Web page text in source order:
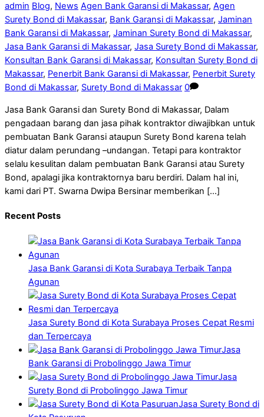
admin Blog, News Agen Bank Garansi di Makassar, Agen
Surety Bond di Makassar, Bank Garansi di Makassar, Jaminan
Bank Garansi di Makassar, Jaminan Surety Bond di Makassar,
Jasa Bank Garansi di Makassar, Jasa Surety Bond di Makassar,
Konsultan Bank Garansi di Makassar, Konsultan Surety Bond di
Makassar, Penerbit Bank Garansi di Makassar, Penerbit Surety
Bond di Makassar, Surety Bond di Makassar 0
Jasa Bank Garansi dan Surety Bond di Makassar, Dalam
pengadaan barang dan jasa pihak kontraktor diwajibkan untuk
pembuatan Bank Garansi ataupun Surety Bond karena telah
diatur dalam perundang –undangan. Tetapi para kontraktor
selalu kesulitan dalam pembuatan Bank Garansi atau Surety
Bond, apalagi jika kontraktornya baru berdiri. Dalam hal ini,
kami dari PT. Swarna Dwipa Bersinar memberikan […]
Recent Posts
Jasa Bank Garansi di Kota Surabaya Terbaik Tanpa
Agunan
Jasa Surety Bond di Kota Surabaya Proses Cepat Resmi
dan Terpercaya
Jasa
Bank Garansi di Probolinggo Jawa Timur
Jasa
Surety Bond di Probolinggo Jawa Timur
Jasa Surety Bond di